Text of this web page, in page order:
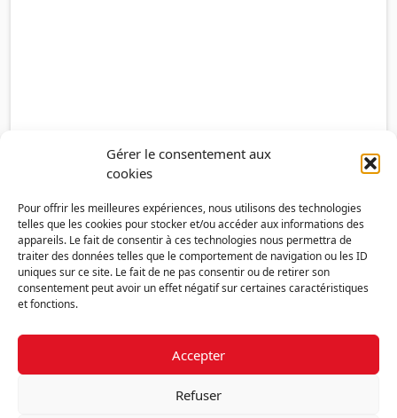
Gérer le consentement aux
cookies
Pour offrir les meilleures expériences, nous utilisons des technologies
telles que les cookies pour stocker et/ou accéder aux informations des
appareils. Le fait de consentir à ces technologies nous permettra de
traiter des données telles que le comportement de navigation ou les ID
uniques sur ce site. Le fait de ne pas consentir ou de retirer son
consentement peut avoir un effet négatif sur certaines caractéristiques
et fonctions.
Accepter
Refuser
Politique de confidentialité
RGPD
Nous contacter